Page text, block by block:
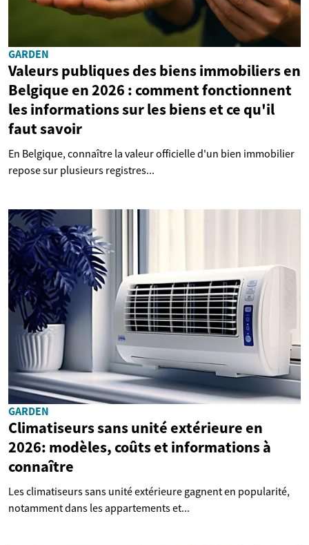
GARDEN
Valeurs publiques des biens immobiliers en
Belgique en 2026 : comment fonctionnent
les informations sur les biens et ce qu'il
faut savoir
En Belgique, connaître la valeur officielle d'un bien immobilier
repose sur plusieurs registres...
GARDEN
Climatiseurs sans unité extérieure en
2026: modèles, coûts et informations à
connaître
Les climatiseurs sans unité extérieure gagnent en popularité,
notamment dans les appartements et...